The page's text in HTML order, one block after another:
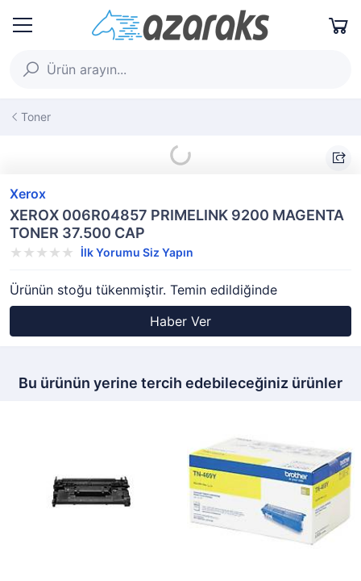
Toner
Xerox
XEROX 006R04857 PRIMELINK 9200 MAGENTA
TONER 37.500 CAP
İlk Yorumu Siz Yapın
Ürünün stoğu tükenmiştir. Temin edildiğinde
Haber Ver
Bu ürünün yerine tercih edebileceğiniz ürünler